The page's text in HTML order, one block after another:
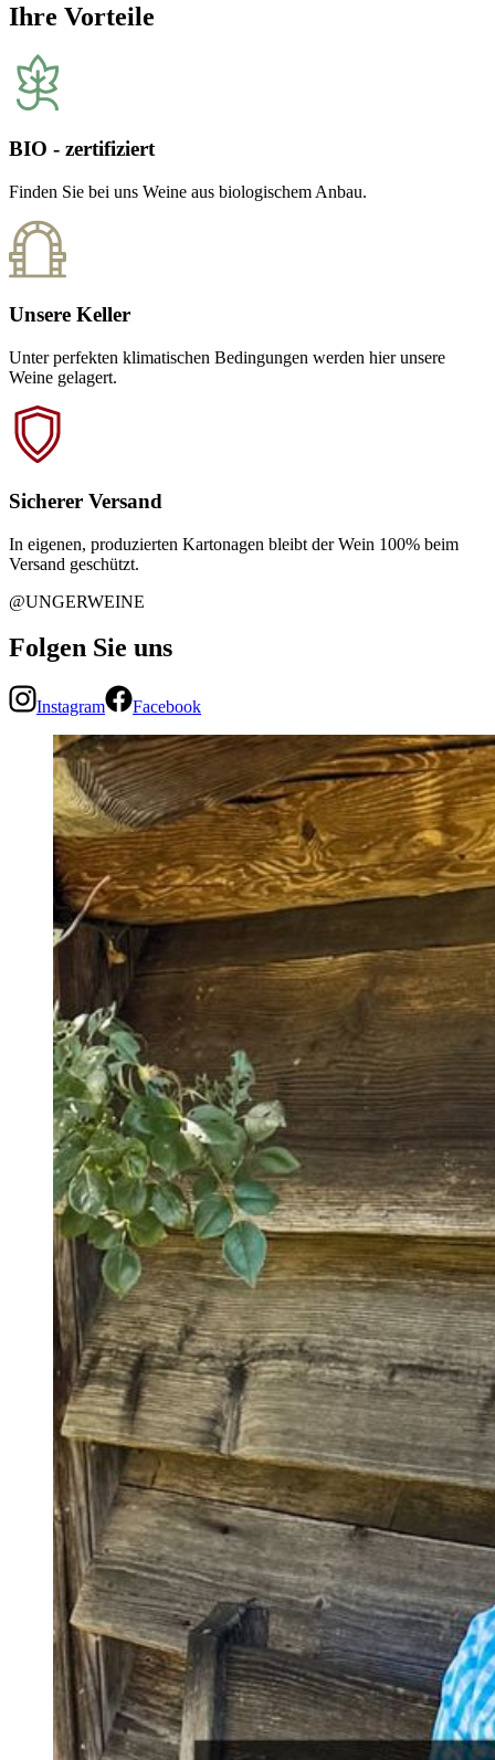
Ihre Vorteile
BIO - zertifiziert
Finden Sie bei uns Weine aus biologischem Anbau.
Unsere Keller
Unter perfekten klimatischen Bedingungen werden hier unsere
Weine gelagert.
Sicherer Versand
In eigenen, produzierten Kartonagen bleibt der Wein 100% beim
Versand geschützt.
@UNGERWEINE
Folgen Sie uns
Instagram Facebook